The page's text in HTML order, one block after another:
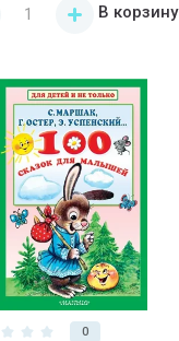
В корзину
0